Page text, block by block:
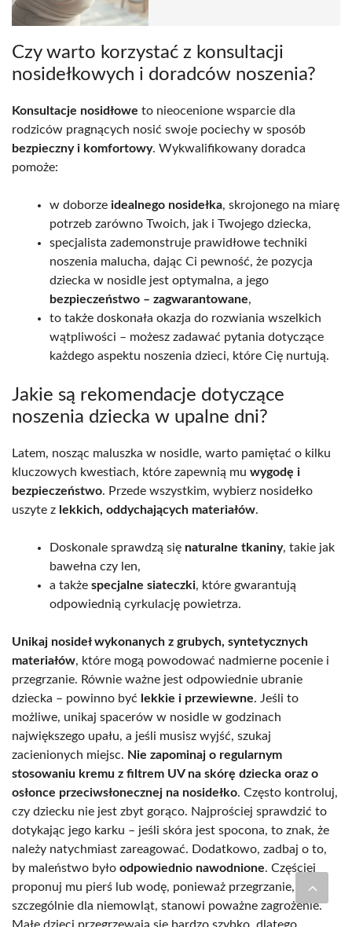
Czy warto korzystać z konsultacji
nosidełkowych i doradców noszenia?
Konsultacje nosidłowe to nieocenione wsparcie dla
rodziców pragnących nosić swoje pociechy w sposób
bezpieczny i komfortowy. Wykwalifikowany doradca
pomoże:
w doborze idealnego nosidełka, skrojonego na miarę
potrzeb zarówno Twoich, jak i Twojego dziecka,
specjalista zademonstruje prawidłowe techniki
noszenia malucha, dając Ci pewność, że pozycja
dziecka w nosidle jest optymalna, a jego
bezpieczeństwo – zagwarantowane,
to także doskonała okazja do rozwiania wszelkich
wątpliwości – możesz zadawać pytania dotyczące
każdego aspektu noszenia dzieci, które Cię nurtują.
Jakie są rekomendacje dotyczące
noszenia dziecka w upalne dni?
Latem, nosząc maluszka w nosidle, warto pamiętać o kilku
kluczowych kwestiach, które zapewnią mu wygodę i
bezpieczeństwo. Przede wszystkim, wybierz nosidełko
uszyte z lekkich, oddychających materiałów.
Doskonale sprawdzą się naturalne tkaniny, takie jak
bawełna czy len,
a także specjalne siateczki, które gwarantują
odpowiednią cyrkulację powietrza.
Unikaj nosideł wykonanych z grubych, syntetycznych
materiałów, które mogą powodować nadmierne pocenie i
przegrzanie. Równie ważne jest odpowiednie ubranie
dziecka – powinno być lekkie i przewiewne. Jeśli to
możliwe, unikaj spacerów w nosidle w godzinach
największego upału, a jeśli musisz wyjść, szukaj
zacienionych miejsc. Nie zapominaj o regularnym
stosowaniu kremu z filtrem UV na skórę dziecka oraz o
osłonce przeciwsłonecznej na nosidełko. Często kontroluj,
czy dziecku nie jest zbyt gorąco. Najprościej sprawdzić to
dotykając jego karku – jeśli skóra jest spocona, to znak, że
należy natychmiast zareagować. Dodatkowo, zadbaj o to,
by maleństwo było odpowiednio nawodnione. Częściej
proponuj mu pierś lub wodę, ponieważ przegrzanie,
szczególnie dla niemowląt, stanowi poważne zagrożenie.
Małe dzieci przegrzewają się bardzo szybko, dlatego